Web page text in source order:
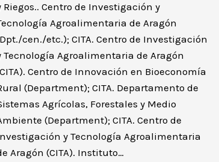
Riegos.. Centro de Investigación y
Agroalimentaria de Aragón
cen./etc.); CITA. Centro de Investigación
Tecnología Agroalimentaria de Aragón
Centro de Innovación en Bioeconomía
(Department); CITA. Departamento de
Agrícolas, Forestales y Medio
(Department); CITA. Centro de
y Tecnología Agroalimentaria
Aragón (CITA). Instituto…